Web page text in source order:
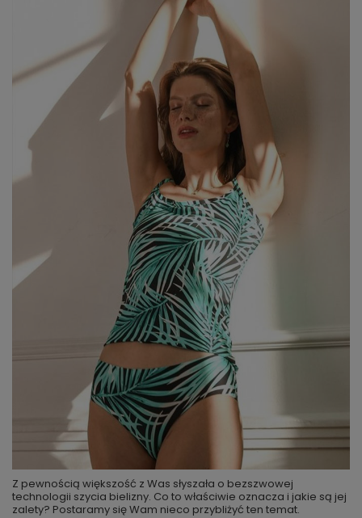
Z pewnością większość z Was słyszała o bezszwowej
technologii szycia bielizny. Co to właściwie oznacza i jakie są jej
zalety? Postaramy się Wam nieco przybliżyć ten temat.